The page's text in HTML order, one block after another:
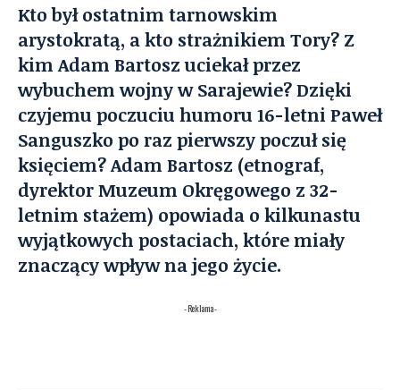
Kto był ostatnim tarnowskim
arystokratą, a kto strażnikiem Tory? Z
kim Adam Bartosz uciekał przez
wybuchem wojny w Sarajewie? Dzięki
czyjemu poczuciu humoru 16-letni Paweł
Sanguszko po raz pierwszy poczuł się
księciem? Adam Bartosz (etnograf,
dyrektor Muzeum Okręgowego z 32-
letnim stażem) opowiada o kilkunastu
wyjątkowych postaciach, które miały
znaczący wpływ na jego życie.
- Reklama -